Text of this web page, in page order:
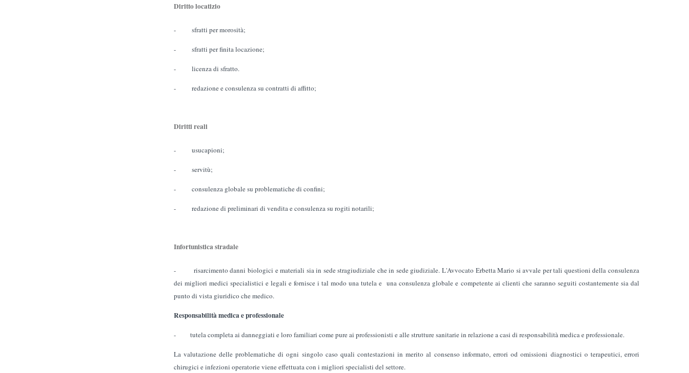
Diritto locatizio
- sfratti per morosità;
- sfratti per finita locazione;
- licenza di sfratto.
- redazione e consulenza su contratti di affitto;
Diritti reali
- usucapioni;
- servitù;
- consulenza globale su problematiche di confini;
- redazione di preliminari di vendita e consulenza su rogiti notarili;
Infortunistica stradale
- risarcimento danni biologici e materiali sia in sede stragiudiziale che in sede giudiziale. L'Avvocato Erbetta Mario si avvale per tali questioni della consulenza
dei migliori medici specialistici e legali e fornisce i tal modo una tutela e una consulenza globale e competente ai clienti che saranno seguiti costantemente sia dal
punto di vista giuridico che medico.
Responsabilità medica e professionale
- tutela completa ai danneggiati e loro familiari come pure ai professionisti e alle strutture sanitarie in relazione a casi di responsabilità medica e professionale.
La valutazione delle problematiche di ogni singolo caso quali contestazioni in merito al consenso informato, errori od omissioni diagnostici o terapeutici, errori
chirugici e infezioni operatorie viene effettuata con i migliori specialisti del settore.